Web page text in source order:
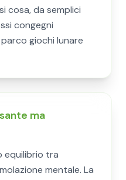
cosa, da semplici
congegni
giochi lunare
ma
equilibrio tra
mentale. La